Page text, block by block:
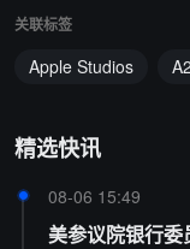
关联标签
Apple Studios
精选快讯
08-06 15:49
美参议院银行